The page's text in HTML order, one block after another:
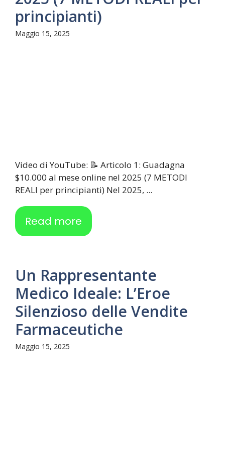
principianti)
Maggio 15, 2025
Video di YouTube: 📝 Articolo 1: Guadagna
$10.000 al mese online nel 2025 (7 METODI
REALI per principianti) Nel 2025, ...
Read more
Un Rappresentante
Medico Ideale: L’Eroe
Silenzioso delle Vendite
Farmaceutiche
Maggio 15, 2025